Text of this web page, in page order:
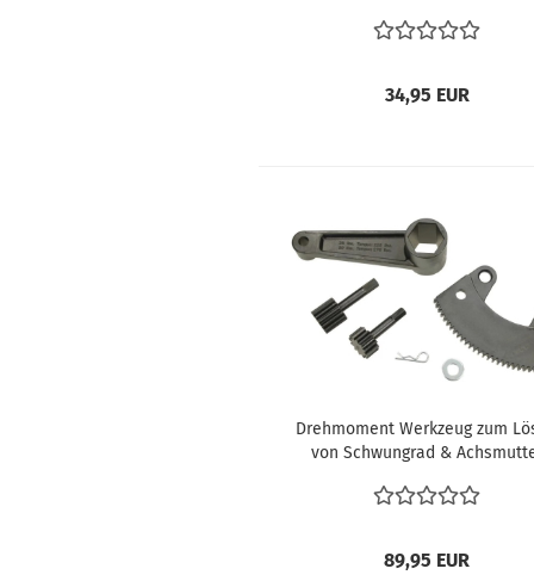
Hilfsmittel bei der
34,95 EUR
Drehmoment ​Werkzeug zum
von Schwungrad &
Verstärker VW Käfer VW Bus T1
89,95 EUR